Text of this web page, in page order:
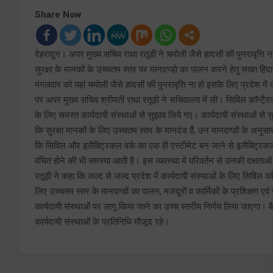
Share Now
देहरादून। अपर मुख्य सचिव राधा रतूडी ने चमोली जैसे हादसों की पुनरावृत्ति
सुरक्षा के मानकों के उच्चतम स्तर पर मानदण्डो का पालन करने हेतु सख्त
मंगलवार को यहां चमोली जैसे हादसों की पुनरावृत्ति ना हो इसके लिए प्रदेश
पर अपर मुख्य सचिव श्रीमती राधा रतूड़ी ने सचिवालय में ली। सिविल
के लिए समस्त कार्यदायी संस्थाओं से सुझाव लिये गए। कार्यदायी संस्थाओं से
कि सुरक्षा मानकों के लिए उच्चतम स्तर के मानदंड हैं, उन मानदण्डों के
कि सिविल और इलैक्ट्रिकल वर्क का एक ही एस्टीमेट बन जाने से
वंचित होने की भी समस्या आती है। इस व्यवस्था में परिवर्तन से उनकी
रतूड़ी ने कहा कि जल्द से जल्द प्रदेश में कार्यदायी संस्थाओं के लिए सिविल
लिए उच्चतम स्तर के मानदण्डों का पालन, मजदूरों व कार्मिकों के प्रशिक्षण
कार्यदायी संस्थाओं पर लागू किया जाने का उच्च स्तरीय निर्णय लिया
कार्यदायी संस्थाओं के प्रतिनिधि मौजूद रहे।